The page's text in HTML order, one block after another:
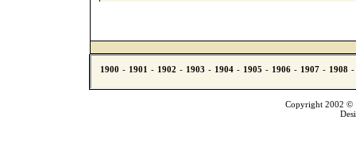
Copyright 2002 ©